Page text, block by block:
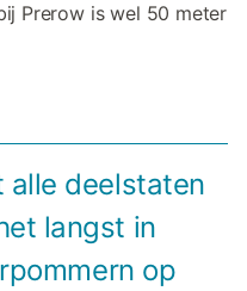
Prerow is wel 50 meter
alle deelstaten
langst in
op